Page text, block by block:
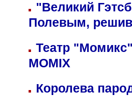
"Великий
Полевым,
Театр
MOMIX
Королева